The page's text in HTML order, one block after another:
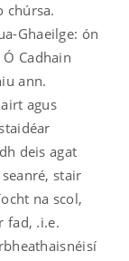
chúrsa.
Ghaeilge: ón
Cadhain
ann.
agus
deis agat
stair
na scol,
fad, .i.e.